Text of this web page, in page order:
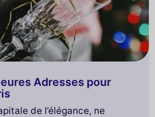
Adresses pour
de l’élégance, ne